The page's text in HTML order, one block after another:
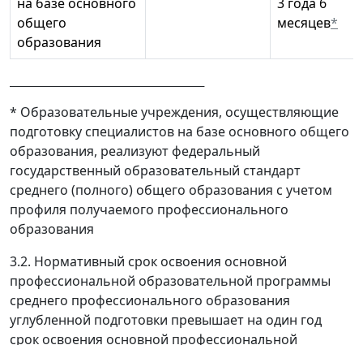
общего
образования
месяцев*
* Образовательные учреждения, осуществляющие
подготовку специалистов на базе основного общего
образования, реализуют федеральный
государственный образовательный стандарт
среднего (полного) общего образования с учетом
профиля получаемого профессионального
образования
3.2. Нормативный срок освоения основной
профессиональной образовательной программы
среднего профессионального образования
углубленной подготовки превышает на один год
срок освоения основной профессиональной